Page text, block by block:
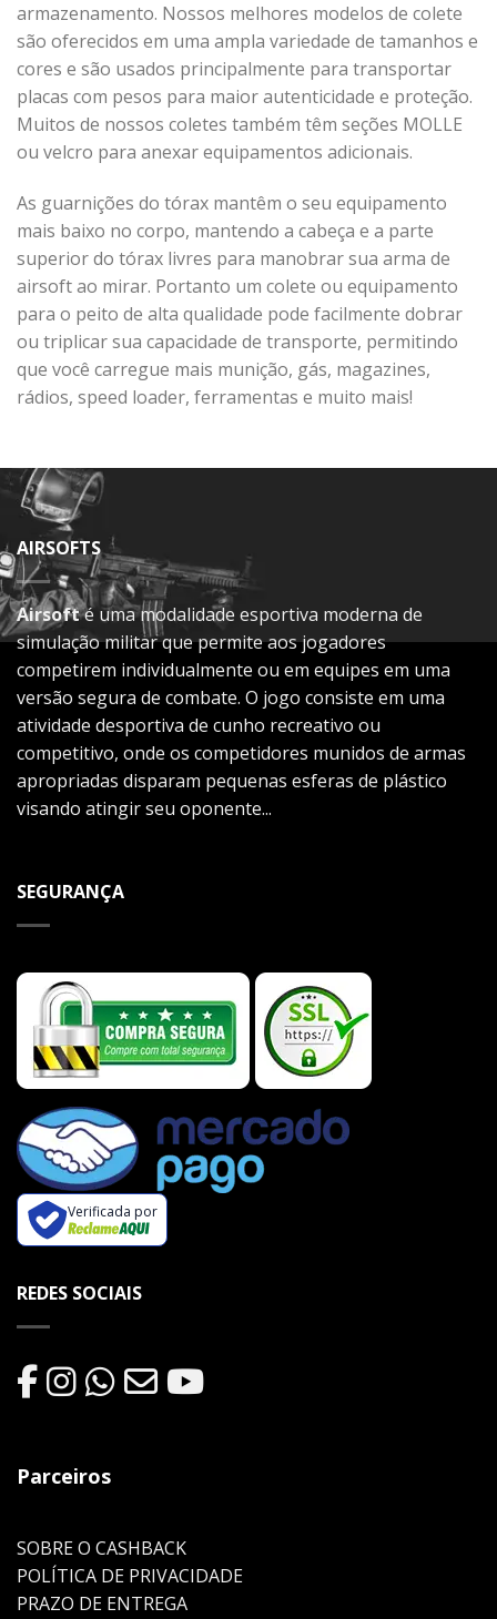
armazenamento. Nossos melhores modelos de colete
são oferecidos em uma ampla variedade de tamanhos e
cores e são usados ​​principalmente para transportar
placas com pesos para maior autenticidade e proteção.
Muitos de nossos coletes também têm seções MOLLE
ou velcro para anexar equipamentos adicionais.
As guarnições do tórax mantêm o seu equipamento
mais baixo no corpo, mantendo a cabeça e a parte
superior do tórax livres para manobrar sua arma de
airsoft ao mirar. Portanto um colete ou equipamento
para o peito de alta qualidade pode facilmente dobrar
ou triplicar sua capacidade de transporte, permitindo
que você carregue mais munição, gás, magazines,
rádios, speed loader, ferramentas e muito mais!
AIRSOFTS
Airsofté uma modalidade esportiva moderna de
simulação militar que permite aos jogadores
competirem individualmente ou em equipes em uma
versão segura de combate. O jogo consiste em uma
atividade desportiva de cunho recreativo ou
competitivo, onde os competidores munidos de armas
apropriadas disparam pequenas esferas de plástico
visando atingir seu oponente...
SEGURANÇA
Verificada por
REDES SOCIAIS
Parceiros
SOBRE O CASHBACK
POLÍTICA DE PRIVACIDADE
PRAZO DE ENTREGA